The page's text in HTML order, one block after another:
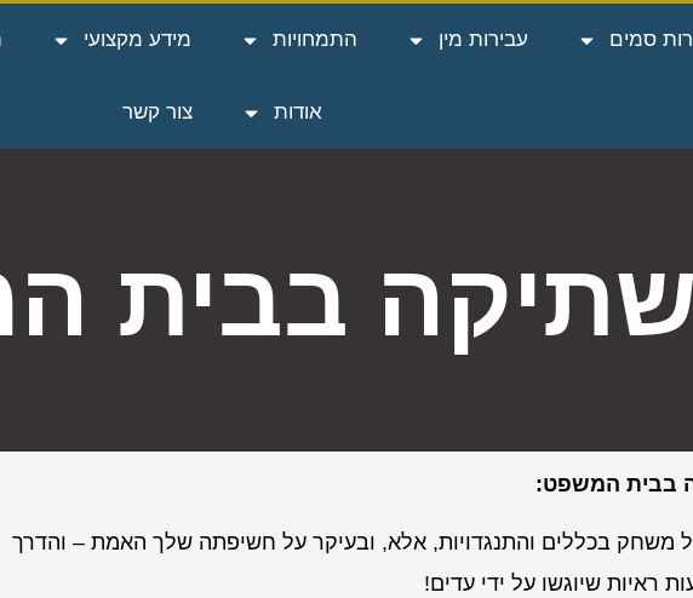
סמים עבירות מין התמחויות מידע מקצועי
אודות צור קשר
בבית
בבית המשפט:
משחק בכללים והתנגדויות, אלא, ובעיקר על חשיפתה שלך האמת – והדרך
ראיות שיוגשו על ידי עדים!